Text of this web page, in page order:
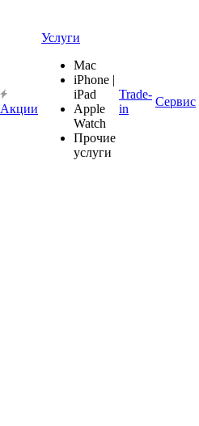
Акции
Услуги
Mac
iPhone |
iPad
Apple
Watch
Прочие
услуги
Trade-
in
Сервис